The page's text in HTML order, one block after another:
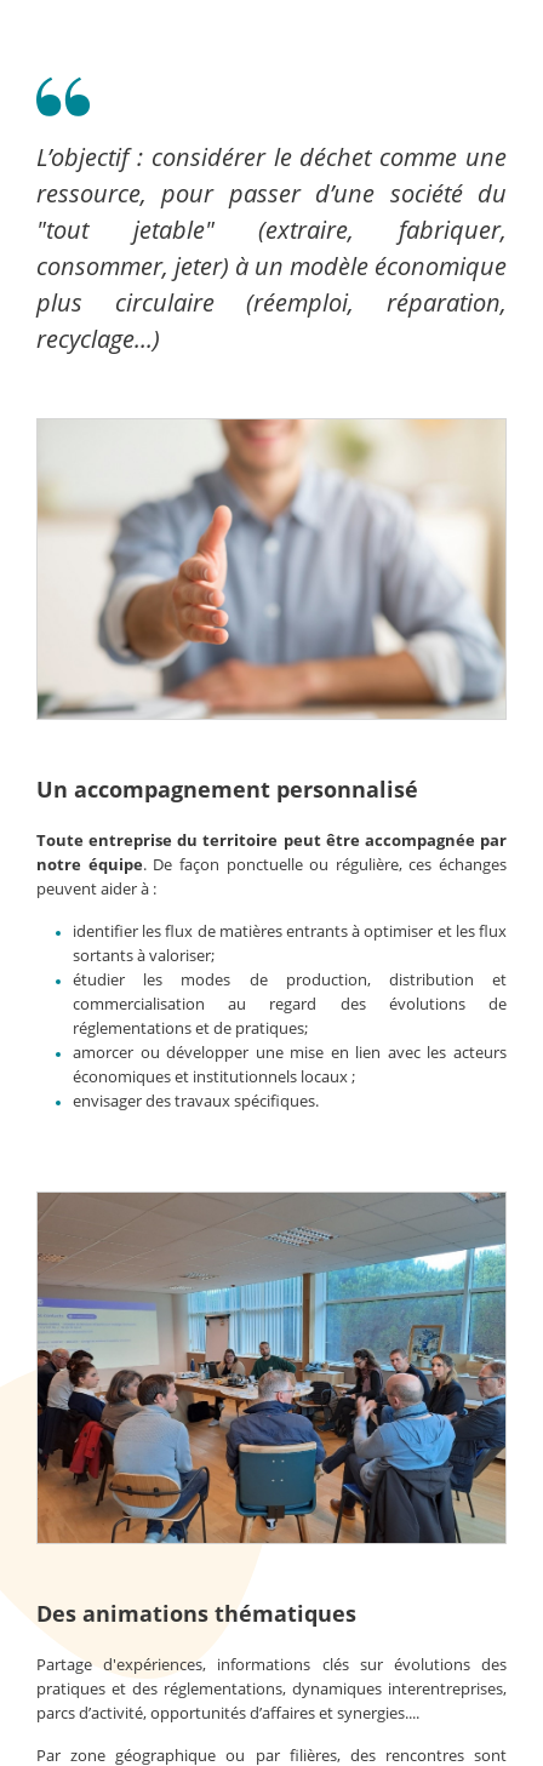
L’objectif : considérer le déchet comme une
ressource, pour passer d’une société du
"tout jetable" (extraire, fabriquer,
consommer, jeter) à un modèle économique
plus circulaire (réemploi, réparation,
recyclage...)
Un accompagnement personnalisé
Toute entreprise du territoire peut être accompagnée par
notre équipe. De façon ponctuelle ou régulière, ces échanges
peuvent aider à :
identifier les flux de matières entrants à optimiser et les flux
sortants à valoriser;
étudier les modes de production, distribution et
commercialisation au regard des évolutions de
réglementations et de pratiques;
amorcer ou développer une mise en lien avec les acteurs
économiques et institutionnels locaux ;
envisager des travaux spécifiques.
Des animations thématiques
Partage d'expériences, informations clés sur évolutions des
pratiques et des réglementations, dynamiques interentreprises,
parcs d’activité, opportunités d’affaires et synergies....
Par zone géographique ou par filières, des rencontres sont